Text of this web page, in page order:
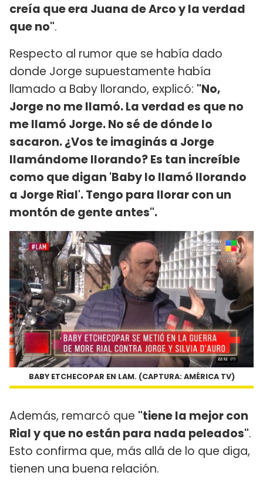
creía que era Juana de Arco y la verdad
que no".
Respecto al rumor que se había dado
donde Jorge supuestamente había
llamado a Baby llorando, explicó: "No,
Jorge no me llamó. La verdad es que no
me llamó Jorge. No sé de dónde lo
sacaron. ¿Vos te imaginás a Jorge
llamándome llorando? Es tan increíble
como que digan 'Baby lo llamó llorando
a Jorge Rial'. Tengo para llorar con un
montón de gente antes".
BABY ETCHECOPAR EN LAM. (CAPTURA: AMÉRICA TV)
Además, remarcó que "tiene la mejor con
Rial y que no están para nada peleados".
Esto confirma que, más allá de lo que diga,
tienen una buena relación.